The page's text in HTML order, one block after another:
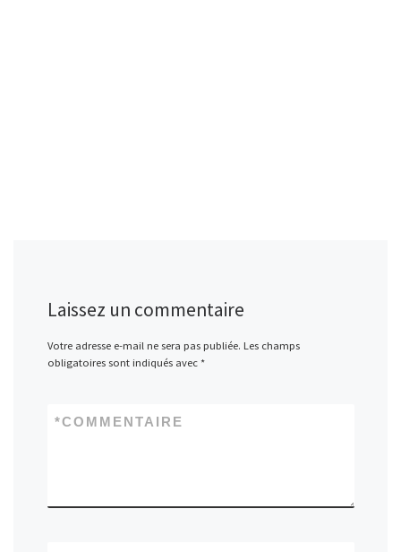
Laissez un commentaire
Votre adresse e-mail ne sera pas publiée. Les champs
obligatoires sont indiqués avec *
COMMENTAIRE
*